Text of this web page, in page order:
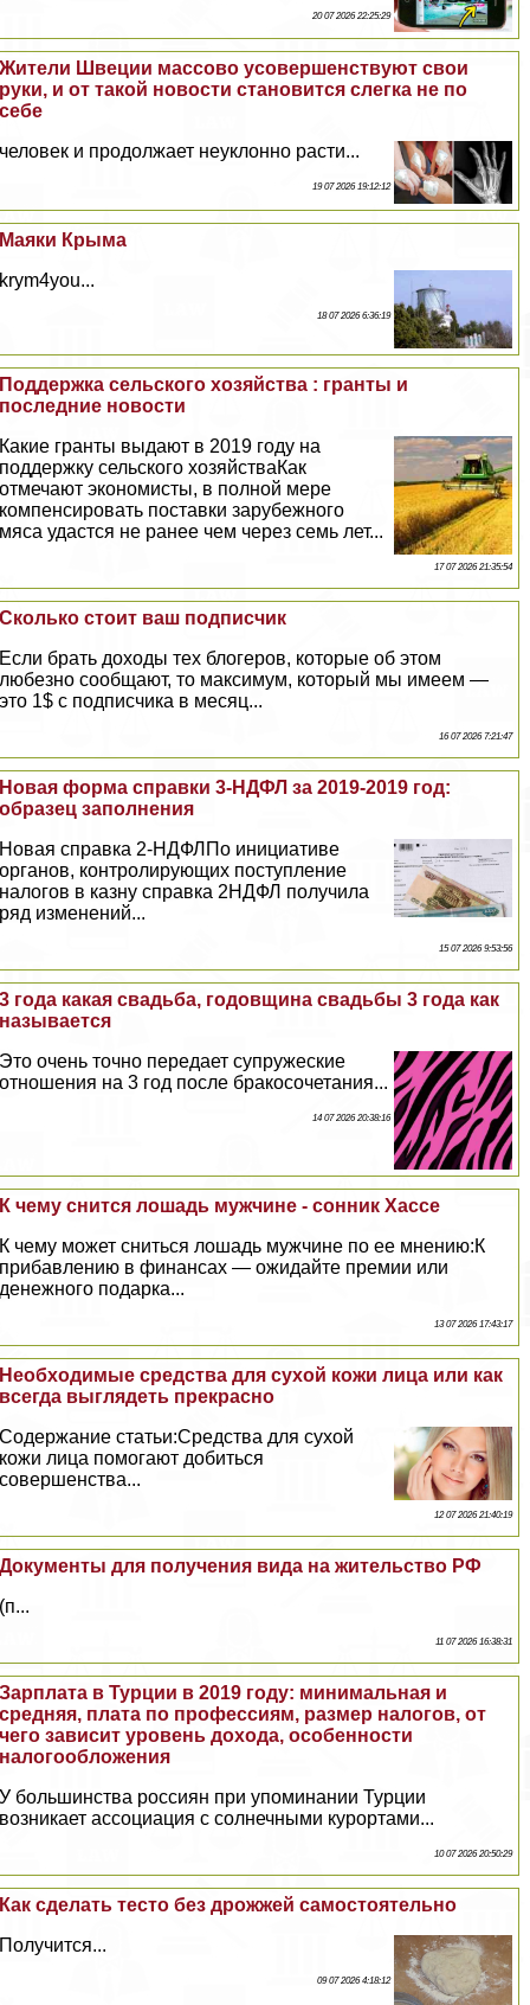
20 07 2026 22:25:29
Жители Швеции массово усовершенствуют свои
руки, и от такой новости становится слегка не по
себе
человек и продолжает неуклонно расти...
19 07 2026 19:12:12
Маяки Крыма
krym4you...
18 07 2026 6:36:19
Поддержка сельского хозяйства : гранты и
последние новости
Какие гранты выдают в 2019 году на
поддержку сельского хозяйстваКак
отмечают экономисты, в полной мере
компенсировать поставки зарубежного
мяса удастся не ранее чем через семь лет...
17 07 2026 21:35:54
Сколько стоит ваш подписчик
Если брать доходы тех блогеров, которые об этом
любезно сообщают, то максимум, который мы имеем —
это 1$ с подписчика в месяц...
16 07 2026 7:21:47
Новая форма справки 3-НДФЛ за 2019-2019 год:
образец заполнения
Новая справка 2-НДФЛПо инициативе
органов, контролирующих поступление
налогов в казну справка 2НДФЛ получила
ряд изменений...
15 07 2026 9:53:56
3 года какая свадьба, годовщина свадьбы 3 года как
называется
Это очень точно передает супружеские
отношения на 3 год после бpaкосочетания...
14 07 2026 20:38:16
К чему снится лошадь мужчине - сонник Хассе
К чему может сниться лошадь мужчине по ее мнению:К
прибавлению в финансах — ожидайте премии или
денежного подарка...
13 07 2026 17:43:17
Необходимые средства для сухой кожи лица или как
всегда выглядеть прекрасно
Содержание статьи:Средства для сухой
кожи лица помогают добиться
совершенства...
12 07 2026 21:40:19
Документы для получения вида на жительство РФ
(п...
11 07 2026 16:38:31
Зарплата в Турции в 2019 году: минимальная и
средняя, плата по профессиям, размер налогов, от
чего зависит уровень дохода, особенности
налогообложения
У большинства россиян при упоминании Турции
возникает ассоциация с солнечными курортами...
10 07 2026 20:50:29
Как сделать тесто без дрожжей самостоятельно
Получится...
09 07 2026 4:18:12